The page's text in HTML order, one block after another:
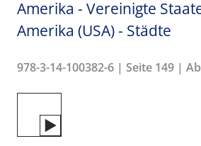
Amerika - Vereinigte
Amerika (USA) - Städte
978-3-14-100382-6 | Seite 149 |